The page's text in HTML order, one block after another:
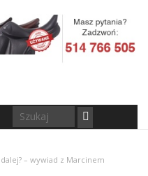
dalej? – wywiad z Marcinem